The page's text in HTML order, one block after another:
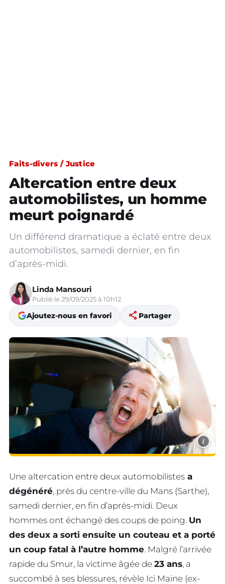
Faits-divers / Justice
Altercation entre deux
automobilistes, un homme
meurt poignardé
Un différend dramatique a éclaté entre deux
automobilistes, samedi dernier, en fin
d’après-midi.
Linda Mansouri
Publié le 29/09/2025 à 10h12
Ajoutez-nous en favori share Partager
i
Une altercation entre deux automobilistes a
dégénéré, près du centre-ville du Mans (Sarthe),
samedi dernier, en fin d’après-midi. Deux
hommes ont échangé des coups de poing. Un
des deux a sorti ensuite un couteau et a porté
un coup fatal à l’autre homme. Malgré l’arrivée
rapide du Smur, la victime âgée de 23 ans, a
succombé à ses blessures, révèle Ici Maine (ex-